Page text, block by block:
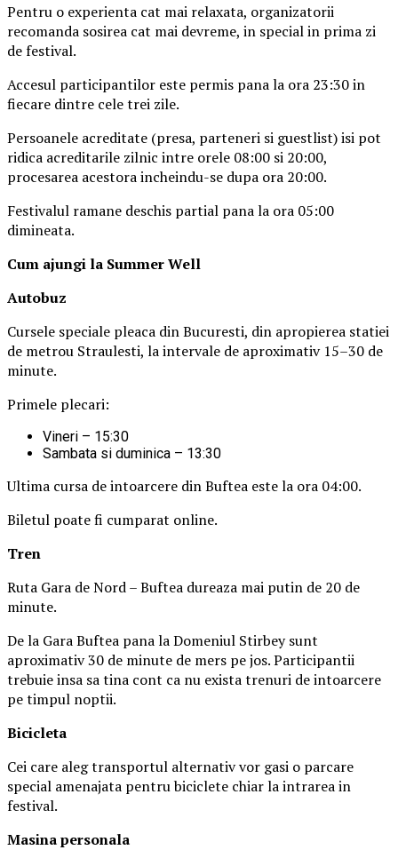
Pentru o experienta cat mai relaxata, organizatorii
recomanda sosirea cat mai devreme, in special in prima zi
de festival.
Accesul participantilor este permis pana la ora 23:30 in
fiecare dintre cele trei zile.
Persoanele acreditate (presa, parteneri si guestlist) isi pot
ridica acreditarile zilnic intre orele 08:00 si 20:00,
procesarea acestora incheindu-se dupa ora 20:00.
Festivalul ramane deschis partial pana la ora 05:00
dimineata.
Cum ajungi la Summer Well
Autobuz
Cursele speciale pleaca din Bucuresti, din apropierea statiei
de metrou Straulesti, la intervale de aproximativ 15–30 de
minute.
Primele plecari:
Vineri – 15:30
Sambata si duminica – 13:30
Ultima cursa de intoarcere din Buftea este la ora 04:00.
Biletul poate fi cumparat online.
Tren
Ruta Gara de Nord – Buftea dureaza mai putin de 20 de
minute.
De la Gara Buftea pana la Domeniul Stirbey sunt
aproximativ 30 de minute de mers pe jos. Participantii
trebuie insa sa tina cont ca nu exista trenuri de intoarcere
pe timpul noptii.
Bicicleta
Cei care aleg transportul alternativ vor gasi o parcare
special amenajata pentru biciclete chiar la intrarea in
festival.
Masinapersonala